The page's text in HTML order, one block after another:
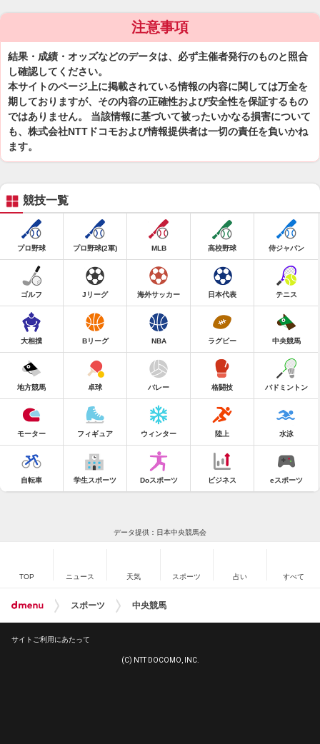
注意事項
結果・成績・オッズなどのデータは、必ず主催者発行のものと照合
し確認してください。
本サイトのページ上に掲載されている情報の内容に関しては万全を
期しておりますが、その内容の正確性および安全性を保証するもの
ではありません。 当該情報に基づいて被ったいかなる損害について
も、株式会社NTTドコモおよび情報提供者は一切の責任を負いかね
ます。
競技一覧
プロ野球 プロ野球(2軍) MLB 高校野球 侍ジャパン
ゴルフ Jリーグ 海外サッカー 日本代表 テニス
大相撲 Bリーグ NBA ラグビー 中央競馬
地方競馬 卓球 バレー 格闘技 バドミントン
モーター フィギュア ウィンター 陸上 水泳
自転車 学生スポーツ Doスポーツ ビジネス eスポーツ
データ提供：日本中央競馬会
TOP ニュース 天気 スポーツ 占い すべて
スポーツ 中央競馬
サイトご利用にあたって
(C) NTT DOCOMO, INC.